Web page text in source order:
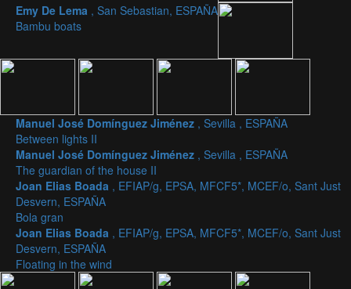
Emy De Lema , San Sebastian, ESPAÑA
Bambu boats
Manuel José Domínguez Jiménez , Sevilla , ESPAÑA
Between lights II
Manuel José Domínguez Jiménez , Sevilla , ESPAÑA
The guardian of the house II
Joan Elias Boada , EFIAP/g, EPSA, MFCF5*, MCEF/o, Sant Just
Desvern, ESPAÑA
Bola gran
Joan Elias Boada , EFIAP/g, EPSA, MFCF5*, MCEF/o, Sant Just
Desvern, ESPAÑA
Floating in the wind